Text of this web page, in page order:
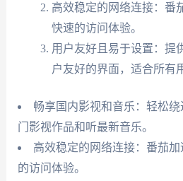
高效稳定的网络连接：番
快速的访问体验。
用户友好且易于设置：提
户友好的界面，适合所有
畅享国内影视和音乐：轻松
门影视作品和听最新音乐。
高效稳定的网络连接：番茄
的访问体验。